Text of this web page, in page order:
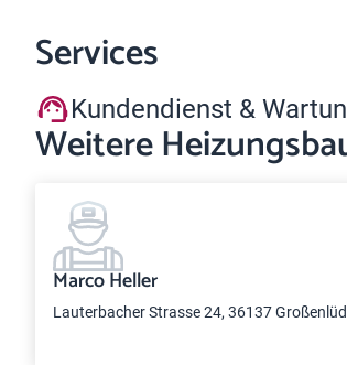
Services
Kundendienst &
Weitere
Marco Heller
Lauterbacher Strasse 24, 36137